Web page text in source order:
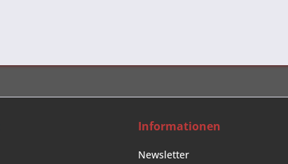
Informationen
Newsletter